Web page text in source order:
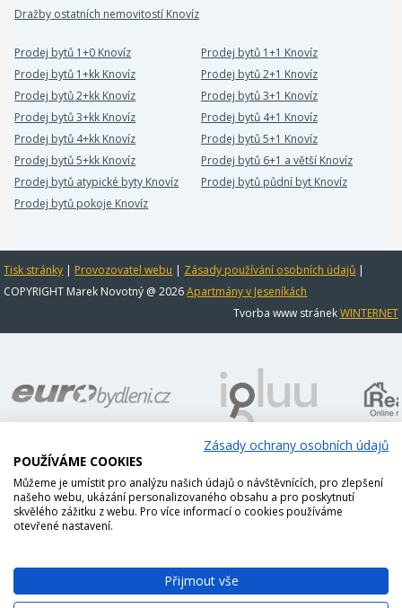
Dražby ostatních nemovitostí Knovíz
Prodej bytů 1+0 Knovíz
Prodej bytů 1+1 Knovíz
Prodej bytů 1+kk Knovíz
Prodej bytů 2+1 Knovíz
Prodej bytů 2+kk Knovíz
Prodej bytů 3+1 Knovíz
Prodej bytů 3+kk Knovíz
Prodej bytů 4+1 Knovíz
Prodej bytů 4+kk Knovíz
Prodej bytů 5+1 Knovíz
Prodej bytů 5+kk Knovíz
Prodej bytů 6+1 a větší Knovíz
Prodej bytů atypické byty Knovíz
Prodej bytů půdní byt Knovíz
Prodej bytů pokoje Knovíz
Tisk stránky | Provozovatel webu | Zásady používání osobních údajů |
COPYRIGHT Marek Novotný @ 2026Apartmány v Jeseníkách
Tvorba www stránekWINTERNET
Zásady ochrany osobních údajů
POUŽÍVÁME COOKIES
Můžeme je umístit pro analýzu našich údajů o návštěvnících, pro zlepšení
našeho webu, ukázání personalizovaného obsahu a pro poskytnutí
skvělého zážitku z webu. Pro více informací o cookies používáme
otevřené nastavení.
Přijmout vše